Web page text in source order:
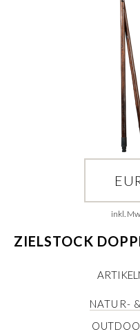
inkl.
ZIELSTOCK
NATUR-